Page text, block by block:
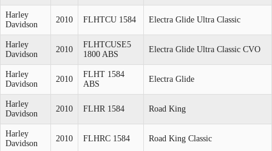
Harley
Davidson
2010 FLHTCU 1584 Electra Glide Ultra Classic
Harley
Davidson
2010
FLHTCUSE5
1800 ABS
Electra Glide Ultra Classic CVO
Harley
Davidson
2010
FLHT 1584
ABS
Electra Glide
Harley
Davidson
2010 FLHR 1584 Road King
Harley
Davidson
2010 FLHRC 1584 Road King Classic